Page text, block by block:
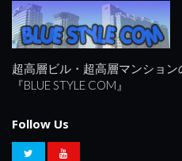
超高層ビル・超高層マンション
『BLUE STYLE COM』
Follow Us